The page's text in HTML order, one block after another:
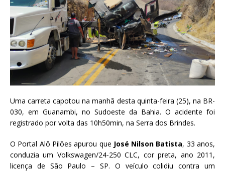
Uma carreta capotou na manhã desta quinta-feira (25), na BR-
030, em Guanambi, no Sudoeste da Bahia. O acidente foi
registrado por volta das 10h50min, na Serra dos Brindes.
O Portal Alô Pilões apurou que José Nilson Batista, 33 anos,
conduzia um Volkswagen/24-250 CLC, cor preta, ano 2011,
licença de São Paulo – SP. O veículo colidiu contra um